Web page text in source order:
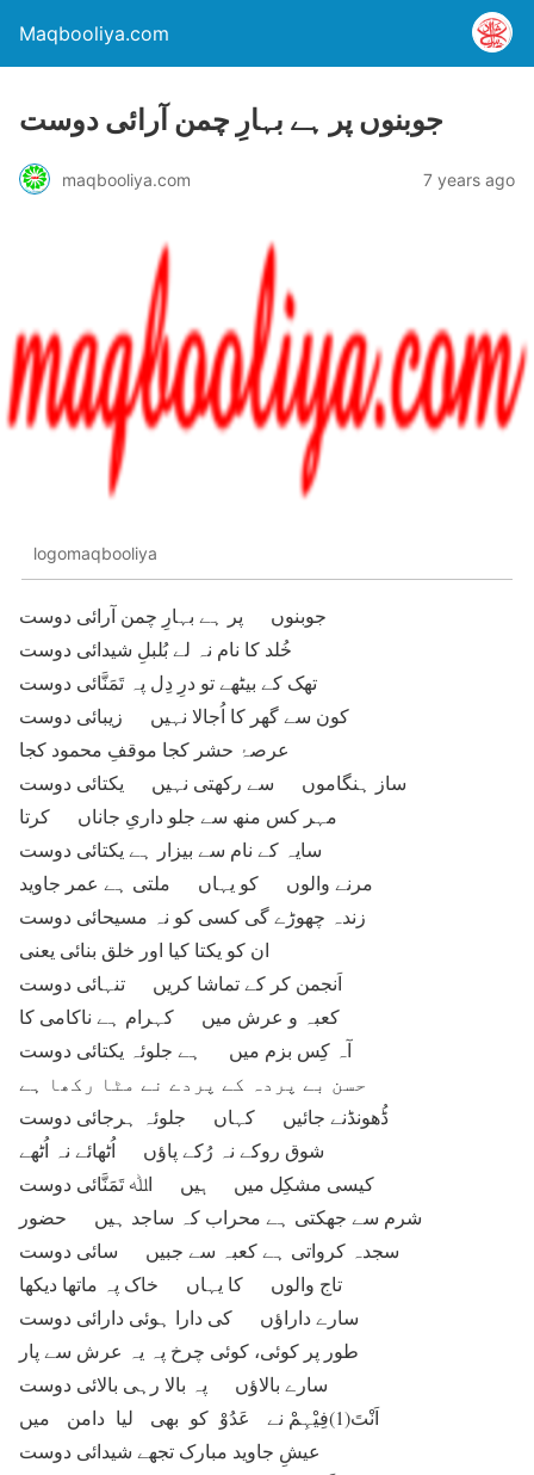
Maqbooliya.com
جوبنوں پر ہے بہارِ چمن آرائی دوست
maqbooliya.com 7 years ago
logomaqbooliya
جوبنوں پر ہے بہارِ چمن آرائی دوست
خُلد کا نام نہ لے بُلبلِ شیدائی دوست
تھک کے بیٹھے تو درِ دِل پہ تَمَنَّائی دوست
کون سے گھر کا اُجالا نہیں زیبائی دوست
عرصۂ حشر کجا موقفِ محمود کجا
ساز ہنگاموں سے رکھتی نہیں یکتائی دوست
مہر کس منھ سے جلو داریِ جاناں کرتا
سایہ کے نام سے بیزار ہے یکتائی دوست
مرنے والوں کو یہاں ملتی ہے عمر جاوید
زندہ چھوڑے گی کسی کو نہ مسیحائی دوست
ان کو یکتا کیا اور خلق بنائی یعنی
اَنجمن کر کے تماشا کریں تنہائی دوست
کعبہ و عرش میں کہرام ہے ناکامی کا
آہ کِس بزم میں ہے جلوئہ یکتائی دوست
حسن بے پردہ کے پردے نے مٹا رکھا ہے
ڈُھونڈنے جائیں کہاں جلوئہ ہرجائی دوست
شوق روکے نہ رُکے پاؤں اُٹھائے نہ اُٹھے
کیسی مشکِل میں ہیں اﷲ تَمَنَّائی دوست
شرم سے جھکتی ہے محراب کہ ساجد ہیں حضور
سجدہ کرواتی ہے کعبہ سے جبیں سائی دوست
تاج والوں کا یہاں خاک پہ ماتھا دیکھا
سارے داراؤں کی دارا ہوئی دارائی دوست
طور پر کوئی، کوئی چرخ پہ یہ عرش سے پار
سارے بالاؤں پہ بالا رہی بالائی دوست
اَنْتَ(1)فِیْہِمْ نے عَدُوْ کو بھی لیا دامن میں
عیشِ جاوید مبارک تجھے شیدائی دوست